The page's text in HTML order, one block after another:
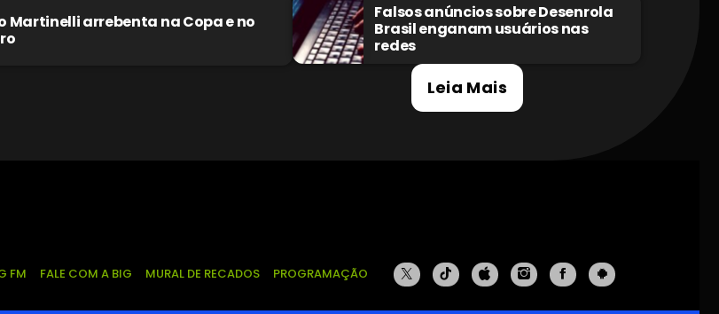
Martinelli arrebenta na Copa e no
Falsos anúncios sobre Desenrola
Brasil enganam usuários nas
redes
Leia Mais
FM FALE COM A BIG MURAL DE RECADOS PROGRAMAÇÃO